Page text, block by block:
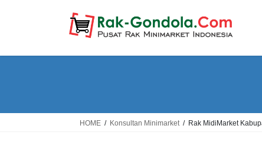
HOME Konsultan Minimarket Rak MidiMarket